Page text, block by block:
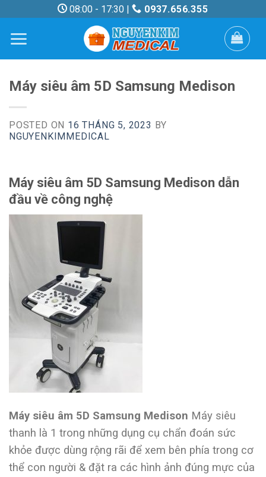
content
08:00 - 17:30 | 0937.656.355
Máy siêu âm 5D Samsung Medison
POSTED ON 16 THÁNG 5, 2023 BY
NGUYENKIMMEDICAL
Máy siêu âm 5D Samsung Medison dẫn
đầu về công nghệ
Máy siêu âm 5D Samsung Medison Máy siêu
thanh là 1 trong những dụng cụ chẩn đoán sức
khỏe được dùng rộng rãi để xem bên phía trong cơ
thể con người & đặt ra các hình ảnh đúng mực của